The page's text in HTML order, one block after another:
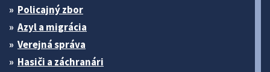
Policajný zbor
Azyl a migrácia
Verejná správa
Hasiči a záchranári